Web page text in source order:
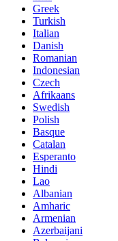
Greek
Turkish
Italian
Danish
Romanian
Indonesian
Czech
Afrikaans
Swedish
Polish
Basque
Catalan
Esperanto
Hindi
Lao
Albanian
Amharic
Armenian
Azerbaijani